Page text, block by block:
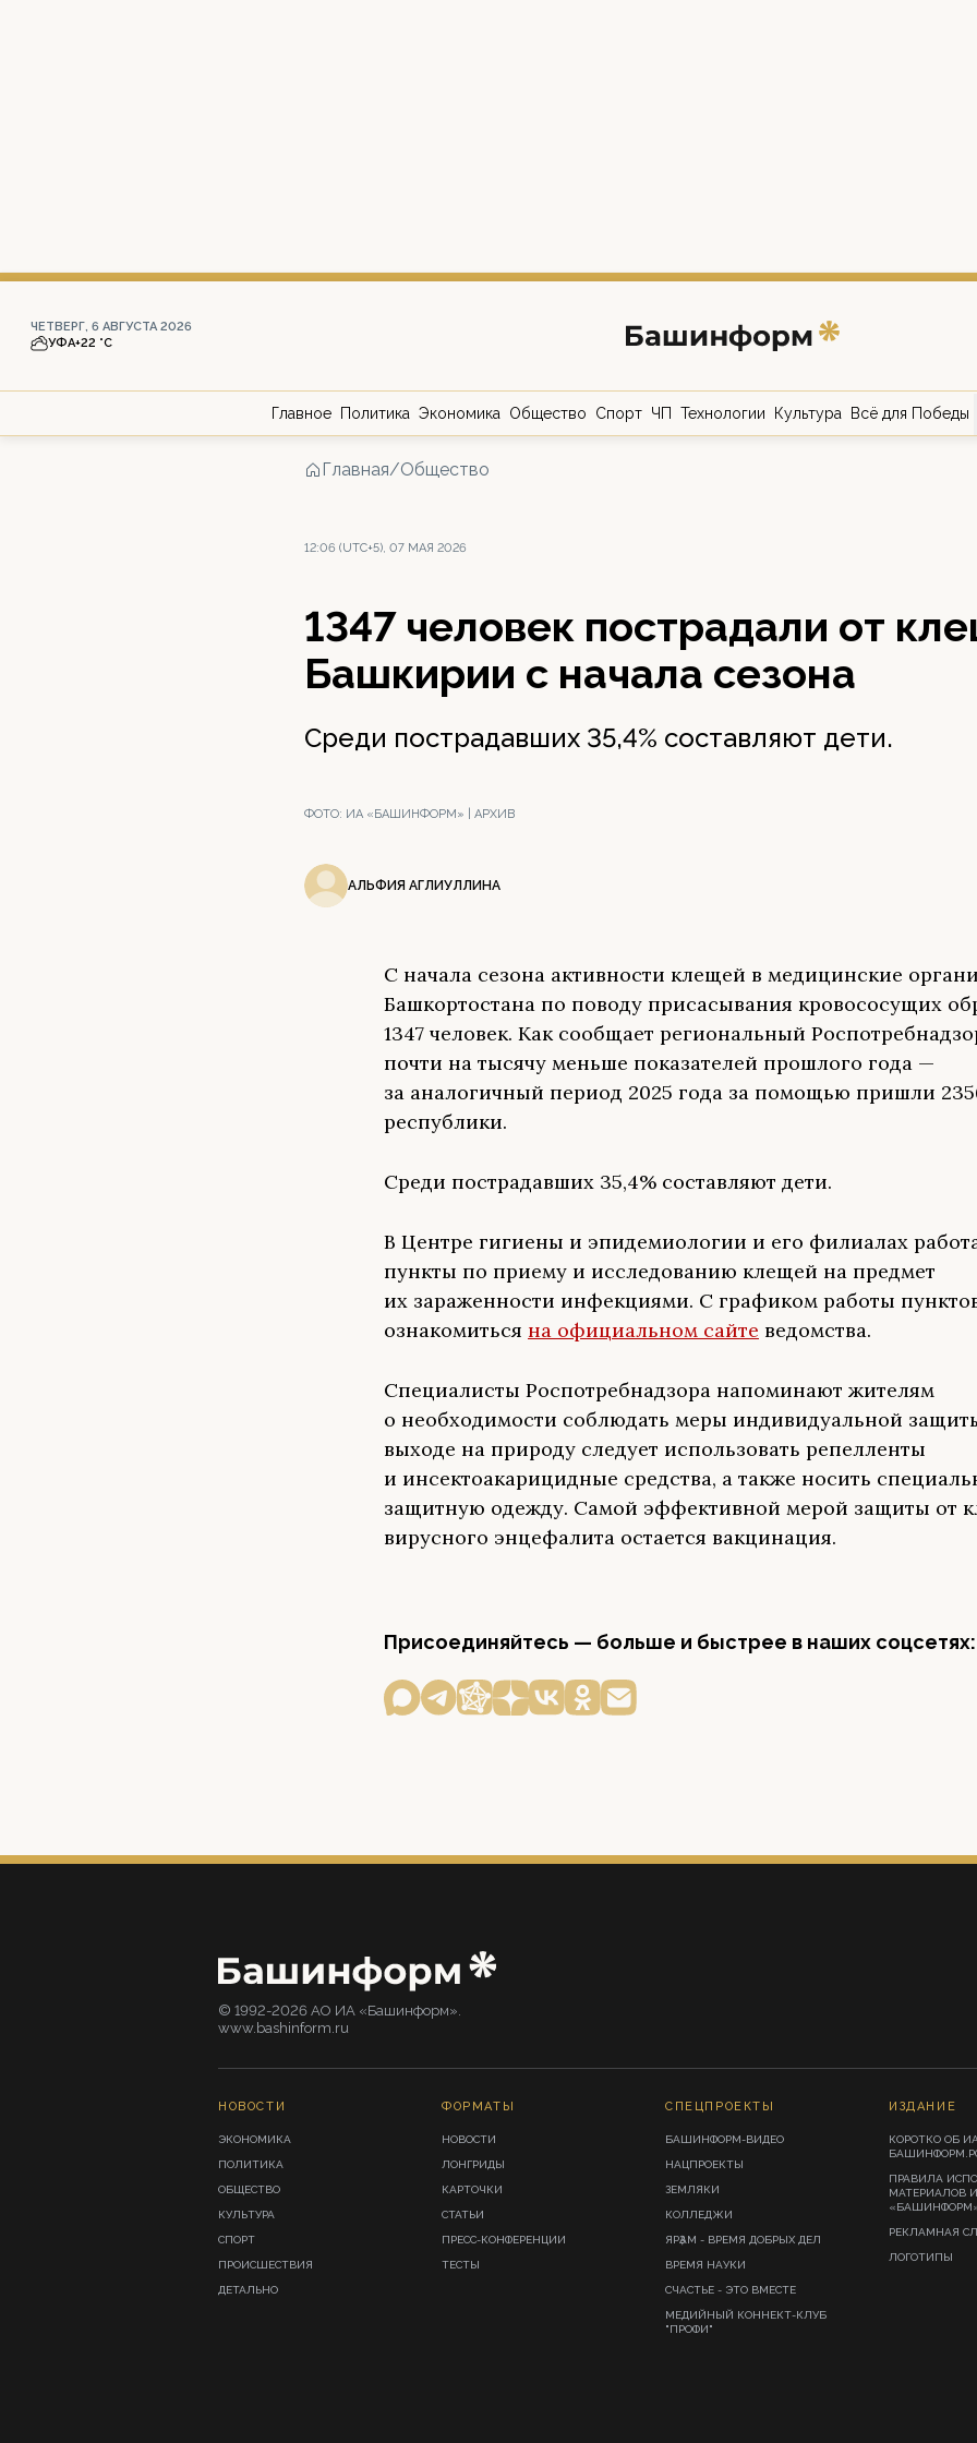
ЧЕТВЕРГ, 6 АВГУСТА 2026
УФА+22 °С
Главное Политика Экономика Общество Спорт ЧП Технологии Культура Всё для Победы
Главная/Общество
12:06 (UTC+5), 07 МАЯ 2026
1347 человек пострадали от
Башкирии с начала сезона
Среди пострадавших 35,4% составляют дети.
ФОТО: ИА «БАШИНФОРМ» | АРХИВ
АЛЬФИЯ АГЛИУЛЛИНА
С начала сезона активности клещей в медицинские
Башкортостана по поводу присасывания кровососущих
1347 человек. Как сообщает региональный
почти на тысячу меньше показателей прошлого года —
за аналогичный период 2025 года за помощью пришли
республики.
Среди пострадавших 35,4% составляют дети.
В Центре гигиены и эпидемиологии и его филиалах
пункты по приему и исследованию клещей на предмет
их зараженности инфекциями. С графиком работы
ознакомиться на официальном сайте ведомства.
Специалисты Роспотребнадзора напоминают жителям
о необходимости соблюдать меры индивидуальной
выходе на природу следует использовать репелленты
и инсектоакарицидные средства, а также носить
защитную одежду. Самой эффективной мерой защиты от
вирусного энцефалита остается вакцинация.
Присоединяйтесь — больше и быстрее в наших соцсетях:
© 1992-2026 АО ИА «Башинформ».
www.bashinform.ru
НОВОСТИ
ЭКОНОМИКА
ПОЛИТИКА
ОБЩЕСТВО
КУЛЬТУРА
СПОРТ
ПРОИСШЕСТВИЯ
ДЕТАЛЬНО
ФОРМАТЫ
НОВОСТИ
ЛОНГРИДЫ
КАРТОЧКИ
СТАТЬИ
ПРЕСС-КОНФЕРЕНЦИИ
ТЕСТЫ
СПЕЦПРОЕКТЫ
БАШИНФОРМ-ВИДЕО
НАЦПРОЕКТЫ
ЗЕМЛЯКИ
КОЛЛЕДЖИ
ЯРҘАМ - ВРЕМЯ ДОБРЫХ ДЕЛ
ВРЕМЯ НАУКИ
СЧАСТЬЕ - ЭТО ВМЕСТЕ
МЕДИЙНЫЙ КОННЕКТ-КЛУБ
"ПРОФИ"
ИЗДАНИЕ
КОРОТКО ОБ ИА
ПРАВИЛА
МАТЕРИАЛОВ
РЕКЛАМНАЯ
ЛОГОТИПЫ